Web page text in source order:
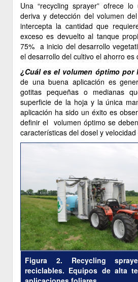
Una “recycling sprayer” ofrece
deriva y detección del volumen
intercepta la cantidad que
exceso es devuelto al tanque
75% a inicio del desarrollo
el desarrollo del cultivo el ahorro es
¿Cuál es el volumen óptimo por
de una buena aplicación es
gotitas pequeñas o medianas
superficie de la hoja y la única
aplicación ha sido un éxito es
definir el volumen óptimo se
características del dosel y
Figura 2. Recycling
reciclables. Equipos de alta